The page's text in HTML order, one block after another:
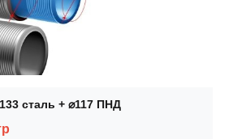
сталь + ⌀117 ПНД